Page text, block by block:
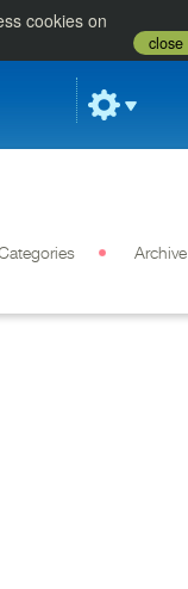
cookies on
close
Archive